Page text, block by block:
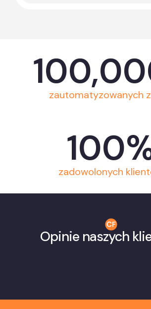
zautomatyzowanych
zadowolonych
100
Opinie naszych